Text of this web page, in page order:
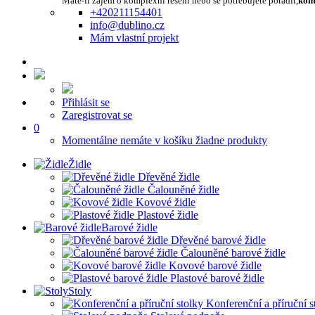
+420211154401
info@dublino.cz
Mám vlastní projekt
Přihlásit se
Zaregistrovat se
0
Momentálne nemáte v košíku žiadne produkty
Židle
Dřevěné židle
Čalouněné židle
Kovové židle
Plastové židle
Barové židle
Dřevěné barové židle
Čalouněné barové židle
Kovové barové židle
Plastové barové židle
Stoly
Konferenční a příruční